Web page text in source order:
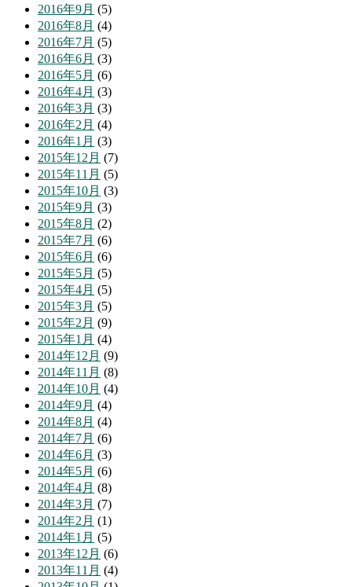
2016年9月 (5)
2016年8月 (4)
2016年7月 (5)
2016年6月 (3)
2016年5月 (6)
2016年4月 (3)
2016年3月 (3)
2016年2月 (4)
2016年1月 (3)
2015年12月 (7)
2015年11月 (5)
2015年10月 (3)
2015年9月 (3)
2015年8月 (2)
2015年7月 (6)
2015年6月 (6)
2015年5月 (5)
2015年4月 (5)
2015年3月 (5)
2015年2月 (9)
2015年1月 (4)
2014年12月 (9)
2014年11月 (8)
2014年10月 (4)
2014年9月 (4)
2014年8月 (4)
2014年7月 (6)
2014年6月 (3)
2014年5月 (6)
2014年4月 (8)
2014年3月 (7)
2014年2月 (1)
2014年1月 (5)
2013年12月 (6)
2013年11月 (4)